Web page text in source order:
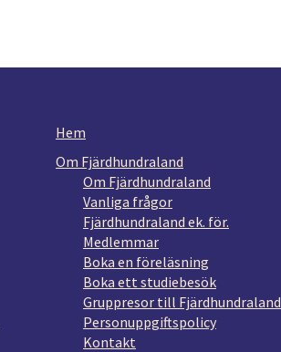
Hem
Om Fjärdhundraland
Om Fjärdhundraland
Vanliga frågor
Fjärdhundraland ek. för.
Medlemmar
Boka en föreläsning
Boka ett studiebesök
Gruppresor till Fjärdhundraland
Personuppgiftspolicy
Kontakt